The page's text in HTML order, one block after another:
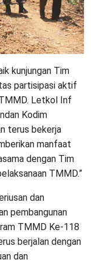
kunjungan Tim
partisipasi aktif
Letkol Inf
Kodim
terus bekerja
manfaat
dengan Tim
TMMD.”
dan
pembangunan
TMMD Ke-118
berjalan dengan
dan